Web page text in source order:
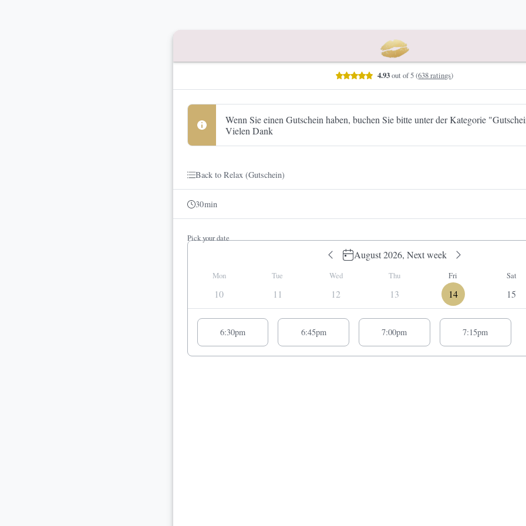
4.93out of 5(638 ratings)
Booking step Pick your date
Wenn Sie einen Gutschein haben, buchen Sie bitte unter der Kategorie
Vielen Dank
Back to Relax (Gutschein)
30min
Pick your date
August 2026, Next week
Mon
10
Tue
11
Wed
12
Thu
13
Fri
14
Sat
15
Appointment suggestions for Friday# 08/14/2026:
6:30pm 6:45pm 7:00pm 7:15pm